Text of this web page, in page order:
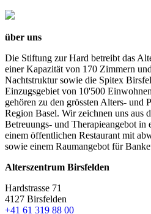
über uns
Die Stiftung zur Hard betreibt das
einer Kapazität von 170 Zimmern
Nachtstruktur sowie die Spitex
Einzugsgebiet von 10'500
gehören zu den grössten Alters- und
Region Basel. Wir zeichnen uns aus
Betreuungs- und Therapieangebot in
einem öffentlichen Restaurant mit
sowie einem Raumangebot für
Alterszentrum Birsfelden
Hardstrasse 71
4127 Birsfelden
+41 61 319 88 00